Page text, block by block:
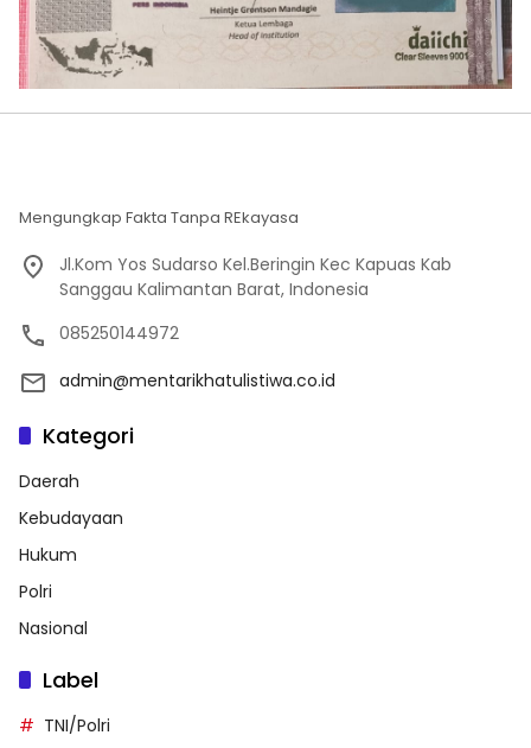
Mengungkap Fakta Tanpa REkayasa
Jl.Kom Yos Sudarso Kel.Beringin Kec Kapuas Kab
Sanggau Kalimantan Barat, Indonesia
085250144972
admin@mentarikhatulistiwa.co.id
Kategori
Daerah
Kebudayaan
Hukum
Polri
Nasional
Label
TNI/Polri